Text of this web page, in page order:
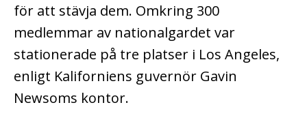
för att stävja dem. Omkring 300
medlemmar av nationalgardet var
stationerade på tre platser i Los Angeles,
enligt Kaliforniens guvernör Gavin
Newsoms kontor.